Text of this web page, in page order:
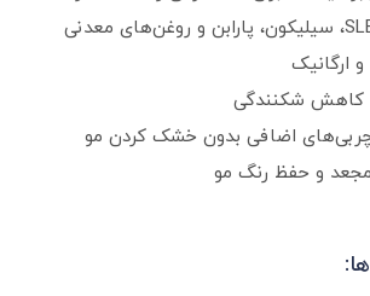
ارگانیک
کاهش شکنندگی
اضافی بدون خشک کردن مو
و حفظ رنگ مو